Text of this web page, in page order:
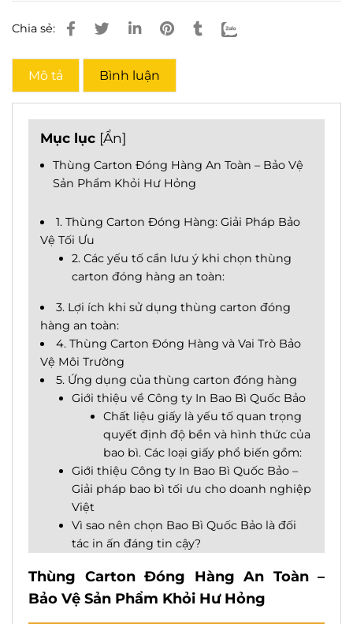
Chia sẻ:
Mô tả Bình luận
Mục lục [Ẩn]
Thùng Carton Đóng Hàng An Toàn – Bảo Vệ
Sản Phẩm Khỏi Hư Hỏng
1. Thùng Carton Đóng Hàng: Giải Pháp Bảo
Vệ Tối Ưu
2. Các yếu tố cần lưu ý khi chọn thùng
carton đóng hàng an toàn:
3. Lợi ích khi sử dụng thùng carton đóng
hàng an toàn:
4. Thùng Carton Đóng Hàng và Vai Trò Bảo
Vệ Môi Trường
5. Ứng dụng của thùng carton đóng hàng
Giới thiệu về Công ty In Bao Bì Quốc Bảo
Chất liệu giấy là yếu tố quan trọng
quyết định độ bền và hình thức của
bao bì. Các loại giấy phổ biến gồm:
Giới thiệu Công ty In Bao Bì Quốc Bảo –
Giải pháp bao bì tối ưu cho doanh nghiệp
Việt
Vì sao nên chọn Bao Bì Quốc Bảo là đối
tác in ấn đáng tin cậy?
Thùng Carton Đóng Hàng An Toàn –
Bảo Vệ Sản Phẩm Khỏi Hư Hỏng